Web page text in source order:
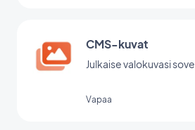
CMS-kuvat
Julkaise valokuvasi
Vapaa